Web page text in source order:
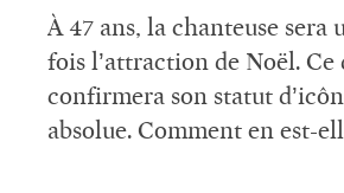
À 47 ans, la chanteuse sera
fois l’attraction de Noël. Ce
confirmera son statut
absolue. Comment en est-